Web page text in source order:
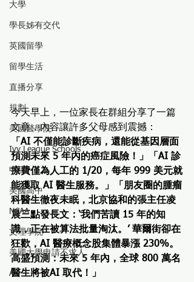
大學
學長姊有交代
英國留學
留學生活
直播分享
規劃
美國醫學院
Ivy League Schools
申請
美國高中
NCAA
文理學院
美國大學申請不求人
AI
今天早上，一位家長在群組分享了一篇
文章，內容讓許多父母感到震撼：
「AI 不僅能診斷疾病，還能從基因層面
預測未來 5 年內的癌症風險！」「AI 診
療費僅為人工的 1/20，每年 999 美元就
能獲取 AI 醫生服務。」「朋友圈的腫瘤
科醫生徹夜未眠，北京協和的張主任凌
晨三點發長文：‘我們苦讀 15 年的知
識，正在被算法批量淘汰。’ 華爾街卻在
狂歡，AI 醫療概念股集體暴漲 230%。
高盛預測：未來 5 年內，全球 800 萬名
醫生將被AI 取代！」